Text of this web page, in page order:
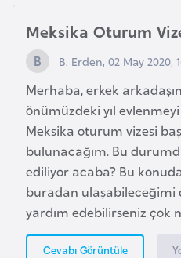
Meksika Oturum
B. Erden, 02 May 2020,
Merhaba, erkek
önümüzdeki yıl
Meksika oturum vizesi
bulunacağım. Bu
ediliyor acaba? Bu
buradan ulaşabileceğimi
yardım edebilirseniz çok
Cevabı Görüntüle
Ç
e
k
C
u
m
h
u
r
i
y
e